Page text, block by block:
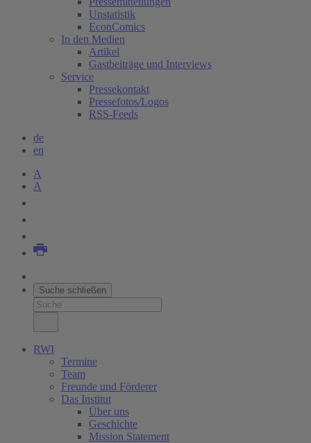
Unstatistik
EconComics
In den Medien
Artikel
Gastbeiträge und Interviews
Service
Pressekontakt
Pressefotos/Logos
RSS-Feeds
de
en
A
A
Suche schließen
RWI
Termine
Team
Freunde und Förderer
Das Institut
Über uns
Geschichte
Mission Statement